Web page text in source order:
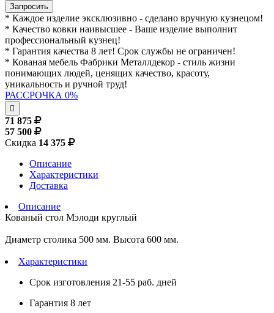
Запросить
* Каждое изделие эксклюзивно - сделано вручную кузнецом!
* Качество ковки наивысшее - Ваше изделие выполнит
профессиональный кузнец!
* Гарантия качества 8 лет! Срок службы не ограничен!
* Кованая мебель Фабрики Металлдекор - стиль жизни
понимающих людей, ценящих качество, красоту,
уникальность и ручной труд!
РАССРОЧКА 0%
71 875
57 500
Скидка 14 375
Описание
Характеристики
Доставка
Описание
Кованый стол Мэлоди круглый
Диаметр столика 500 мм. Высота 600 мм.
Характеристики
Срок изготовления 21-55 раб. дней
Гарантия 8 лет